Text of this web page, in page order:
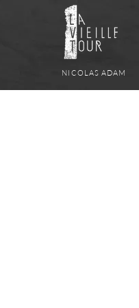
NICOLAS ADAM